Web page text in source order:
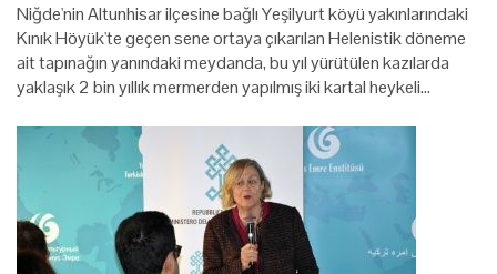
Niğde'nin Altunhisar ilçesine bağlı Yeşilyurt köyü yakınlarındaki
Kınık Höyük'te geçen sene ortaya çıkarılan Helenistik döneme
ait tapınağın yanındaki meydanda, bu yıl yürütülen kazılarda
yaklaşık 2 bin yıllık mermerden yapılmış iki kartal heykeli…